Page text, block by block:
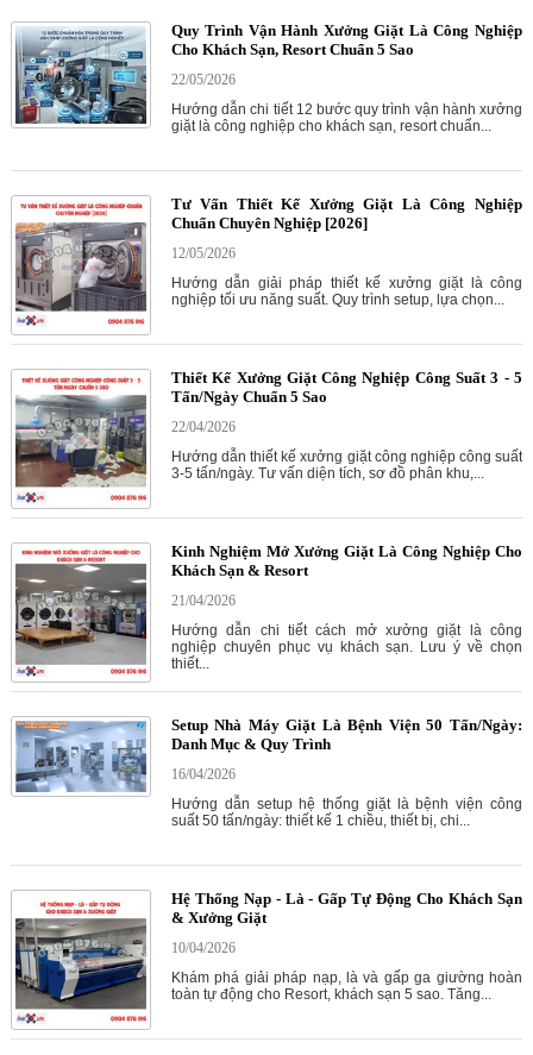
Quy Trình Vận Hành Xưởng Giặt Là Công Nghiệp
Cho Khách Sạn, Resort Chuẩn 5 Sao
22/05/2026
Hướng dẫn chi tiết 12 bước quy trình vận hành xưởng
giặt là công nghiệp cho khách sạn, resort chuẩn...
Tư Vấn Thiết Kế Xưởng Giặt Là Công Nghiệp
Chuẩn Chuyên Nghiệp [2026]
12/05/2026
Hướng dẫn giải pháp thiết kế xưởng giặt là công
nghiệp tối ưu năng suất. Quy trình setup, lựa chọn...
Thiết Kế Xưởng Giặt Công Nghiệp Công Suất 3 - 5
Tấn/Ngày Chuẩn 5 Sao
22/04/2026
Hướng dẫn thiết kế xưởng giặt công nghiệp công suất
3-5 tấn/ngày. Tư vấn diện tích, sơ đồ phân khu,...
Kinh Nghiệm Mở Xưởng Giặt Là Công Nghiệp Cho
Khách Sạn & Resort
21/04/2026
Hướng dẫn chi tiết cách mở xưởng giặt là công
nghiệp chuyên phục vụ khách sạn. Lưu ý về chọn
thiết...
Setup Nhà Máy Giặt Là Bệnh Viện 50 Tấn/Ngày:
Danh Mục & Quy Trình
16/04/2026
Hướng dẫn setup hệ thống giặt là bệnh viện công
suất 50 tấn/ngày: thiết kế 1 chiều, thiết bị, chi...
Hệ Thống Nạp - Là - Gấp Tự Động Cho Khách Sạn
& Xưởng Giặt
10/04/2026
Khám phá giải pháp nạp, là và gấp ga giường hoàn
toàn tự động cho Resort, khách sạn 5 sao. Tăng...